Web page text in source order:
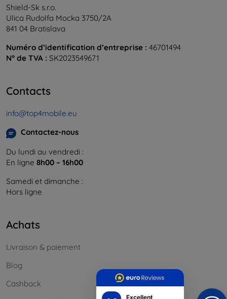
Excellent
Shield-Sk s.r.o.
Ulica Rudolfa Mocka 3750/2A
841 04 Bratislava
Numéro d’identification d’entreprise : 46701494
N° de TVA : SK2023549671
Contacts
info@top4mobile.eu
Contactez-nous
Du lundi au vendredi :
En ligne 8h00 – 16h00
Samedi et dimanche :
Hors ligne
Achats
Livraison & paiement
Blog
Cashback